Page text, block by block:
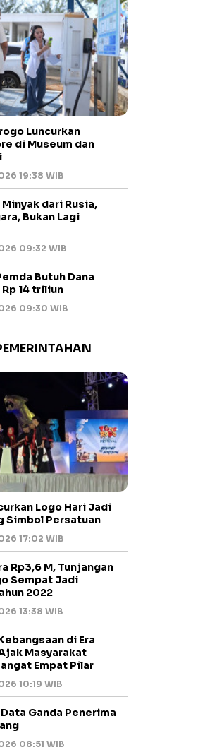
Luncurkan
di Museum dan
19:38 WIB
dari Rusia,
Bukan Lagi
09:32 WIB
Butuh Dana
14 triliun
09:30 WIB
Logo Hari Jadi
Simbol Persatuan
17:02 WIB
Rp3,6 M, Tunjangan
Sempat Jadi
2022
13:38 WIB
di Era
Masyarakat
Empat Pilar
10:19 WIB
Ganda Penerima
08:51 WIB